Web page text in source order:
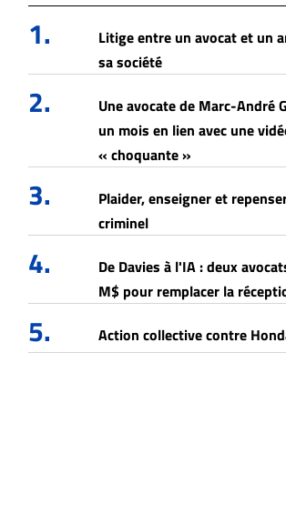
1.
Litige entre un avocat et un
sa société
2.
Une avocate de Marc-André
un mois en lien avec une
« choquante »
3.
Plaider, enseigner et
criminel
4.
De Davies à l'IA : deux
M$ pour remplacer la
5. Action collective contre